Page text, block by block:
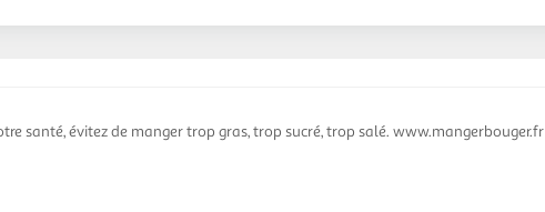
santé, évitez de manger trop gras, trop sucré, trop salé. www.mangerbouger.fr